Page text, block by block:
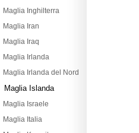
Maglia Inghilterra
Maglia Iran
Maglia Iraq
Maglia Irlanda
Maglia Irlanda del Nord
Maglia Islanda
Maglia Israele
Maglia Italia